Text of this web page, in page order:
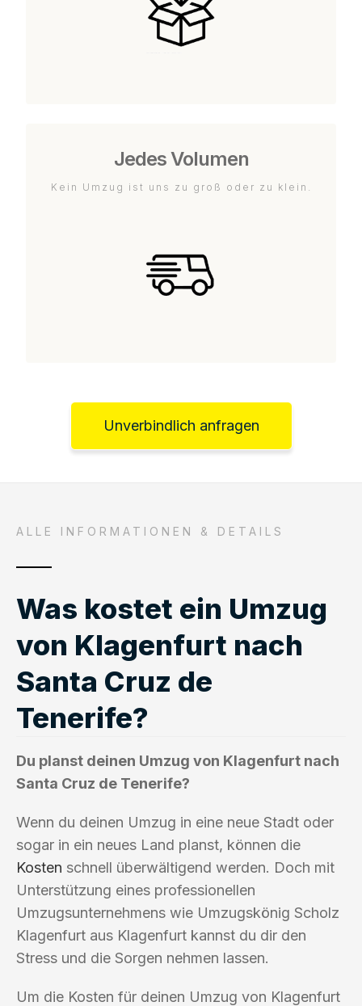
Jedes Volumen
Kein Umzug ist uns zu groß oder zu klein.
Unverbindlich anfragen
ALLE INFORMATIONEN & DETAILS
Was kostet ein Umzug
von Klagenfurt nach
Santa Cruz de
Tenerife?
Du planst deinen Umzug von Klagenfurt nach
Santa Cruz de Tenerife?
Wenn du deinen Umzug in eine neue Stadt oder
sogar in ein neues Land planst, können die
Kosten schnell überwältigend werden. Doch mit
Unterstützung eines professionellen
Umzugsunternehmens wie Umzugskönig Scholz
Klagenfurt aus Klagenfurt kannst du dir den
Stress und die Sorgen nehmen lassen.
Um die Kosten für deinen Umzug von Klagenfurt